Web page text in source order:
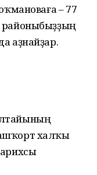
– 77
аҙнайҙар.
халҡы